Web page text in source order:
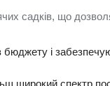
садків, що
і
широкий спектр